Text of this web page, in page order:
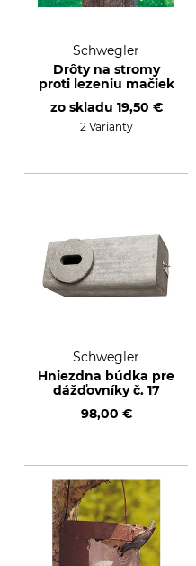
Schwegler
Drôty na stromy
proti lezeniu mačiek
zo skladu 19,50 €
2 Varianty
Schwegler
Hniezdna búdka pre
dážďovníky č. 17
98,00 €